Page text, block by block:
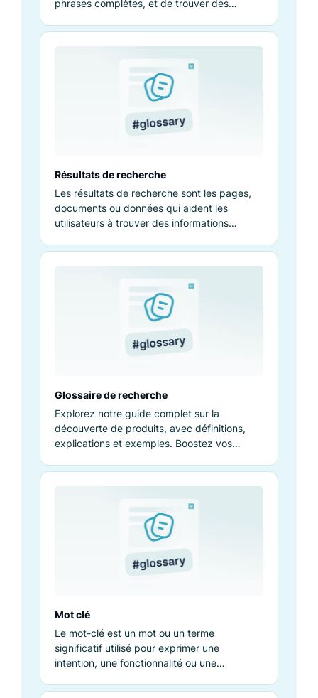
phrases complètes, et de trouver des
Résultats de recherche
Les résultats de recherche sont les pages,
documents ou données qui aident les
utilisateurs à trouver des informations
Glossaire de recherche
Explorez notre guide complet sur la
découverte de produits, avec définitions,
explications et exemples. Boostez vos
Mot clé
Le mot-clé est un mot ou un terme
significatif utilisé pour exprimer une
intention, une fonctionnalité ou une
que la programmation ou les requêtes sur les